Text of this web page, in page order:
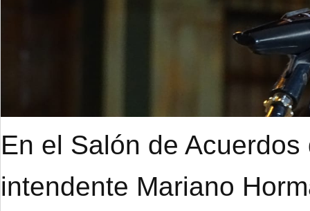
En el Salón de
intendente Mariano